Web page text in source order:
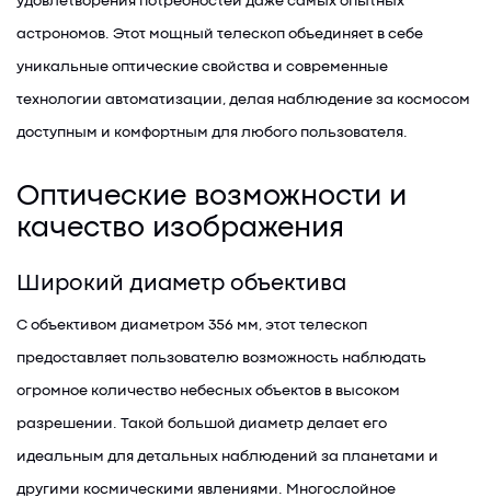
астрономов. Этот мощный телескоп объединяет в себе
уникальные оптические свойства и современные
технологии автоматизации, делая наблюдение за космосом
доступным и комфортным для любого пользователя.
Оптические возможности и
качество изображения
Широкий диаметр объектива
С объективом диаметром 356 мм, этот телескоп
предоставляет пользователю возможность наблюдать
огромное количество небесных объектов в высоком
разрешении. Такой большой диаметр делает его
идеальным для детальных наблюдений за планетами и
другими космическими явлениями. Многослойное